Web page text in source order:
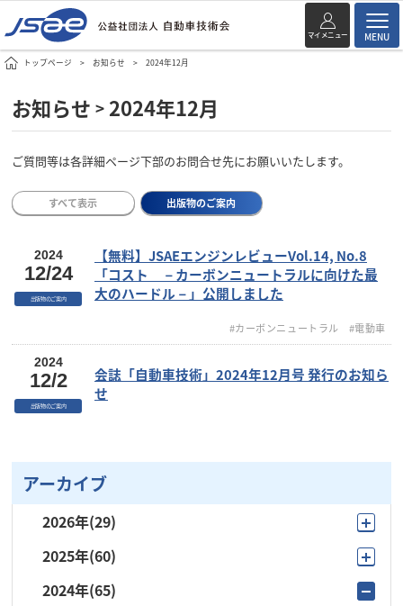
マイメニュー MENU
トップページ お知らせ 2024年12月
お知らせ > 2024年12月
ご質問等は各詳細ページ下部のお問合せ先にお願いいたします。
すべて表示 出版物のご案内
【無料】JSAEエンジンレビューVol.14, No.8
「コスト －カーボンニュートラルに向けた最
大のハードル－」公開しました
#カーボンニュートラル #電動車
2024
12/24
出版物のご案内
会誌「自動車技術」2024年12月号 発行のお知ら
せ
2024
12/2
出版物のご案内
アーカイブ
2026年(29)
8月(4)
7月(6)
2025年(60)
12月(4)
2024年(65)